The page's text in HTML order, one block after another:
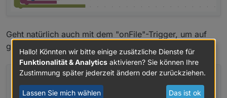
Geht natürlich auch mit dem "onFile"-Trigger, um auf
geänderte Dateien zu reagieren:
Hallo! Könnten wir bitte einige zusätzliche Dienste für
Funktionalität & Analytics aktivieren? Sie können Ihre
Zustimmung später jederzeit ändern oder zurückziehen.
Lassen Sie mich wählen Das ist ok